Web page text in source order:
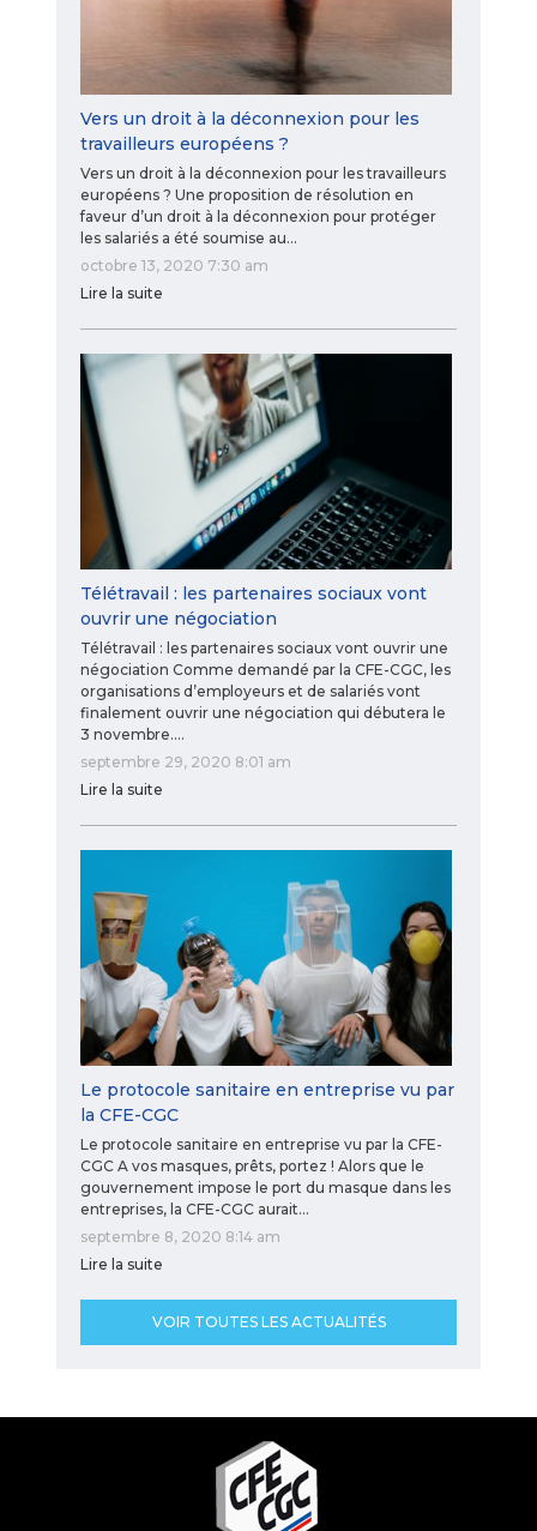
Vers un droit à la déconnexion pour les
travailleurs européens ?
Vers un droit à la déconnexion pour les travailleurs
européens ? Une proposition de résolution en
faveur d’un droit à la déconnexion pour protéger
les salariés a été soumise au…
octobre 13, 2020 7:30 am
Lire la suite
Télétravail : les partenaires sociaux vont
ouvrir une négociation
Télétravail : les partenaires sociaux vont ouvrir une
négociation Comme demandé par la CFE-CGC, les
organisations d’employeurs et de salariés vont
finalement ouvrir une négociation qui débutera le
3 novembre.…
septembre 29, 2020 8:01 am
Lire la suite
Le protocole sanitaire en entreprise vu par
la CFE-CGC
Le protocole sanitaire en entreprise vu par la CFE-
CGC A vos masques, prêts, portez ! Alors que le
gouvernement impose le port du masque dans les
entreprises, la CFE-CGC aurait…
septembre 8, 2020 8:14 am
Lire la suite
VOIR TOUTES LES ACTUALITÉS